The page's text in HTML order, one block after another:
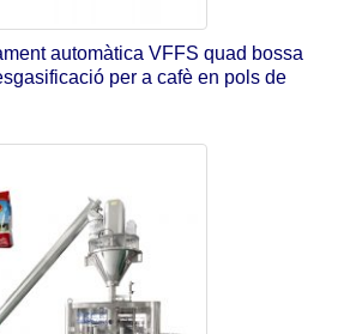
automàtica VFFS quad bossa
per a cafè en pols de